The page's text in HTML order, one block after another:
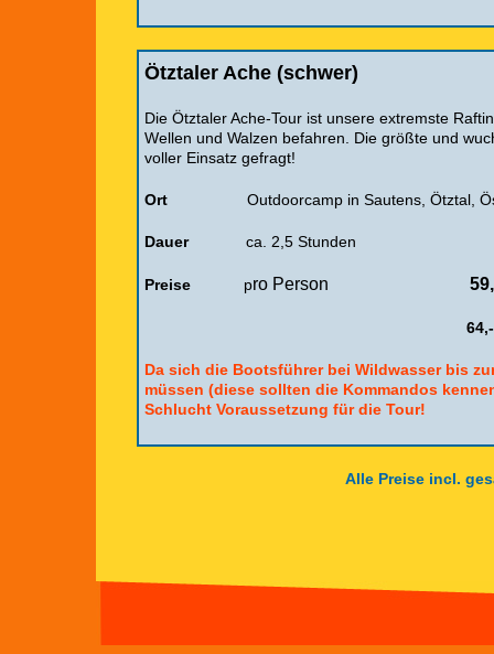
Ötztaler Ache (schwer)
Die Ötztaler Ache-Tour ist unsere extremste
Wellen und Walzen befahren. Die größte und
voller Einsatz gefragt!
Ort Outdoorcamp in Sautens, Ötztal,
Dauer ca. 2,5 Stunden
Preise pro Person
Da sich die Bootsführer bei Wildwasser bis
müssen (diese sollten die Kommandos
Schlucht Voraussetzung für die Tour!
Alle Preise incl.